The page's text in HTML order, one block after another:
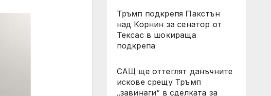
Тръмп подкрепя Пакстън
над Корнин за сенатор от
Тексас в шокираща
подкрепа
САЩ ще оттеглят данъчните
искове срещу Тръмп
„завинаги“ в сделката за